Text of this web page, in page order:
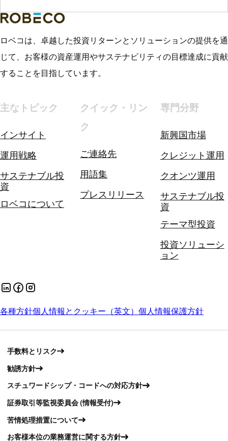
ロベコは、卓越した投資リターンとソリューションの提供を通
じて、お客様の資産運用やサステナビリティの目標達成に貢献
することを目指しています。
主なトピック
インサイト
運用戦略
サステナブル投
資
ロベコについて
クイック・リン
ク
ご連絡先
用語集
プレスリリース
専門分野
新興国市場
クレジット運用
クオンツ運用
サステナブル投
資
テーマ型投資
投資ソリューシ
ョン
各種方針個人情報とクッキー（英文） 個人情報保護方針
手数料とリスク
勧誘方針
スチュワードシップ・コードへの対応方針
証券取引等監視委員会 (情報受付)
苦情処理措置について
お客様本位の業務運営に関する方針